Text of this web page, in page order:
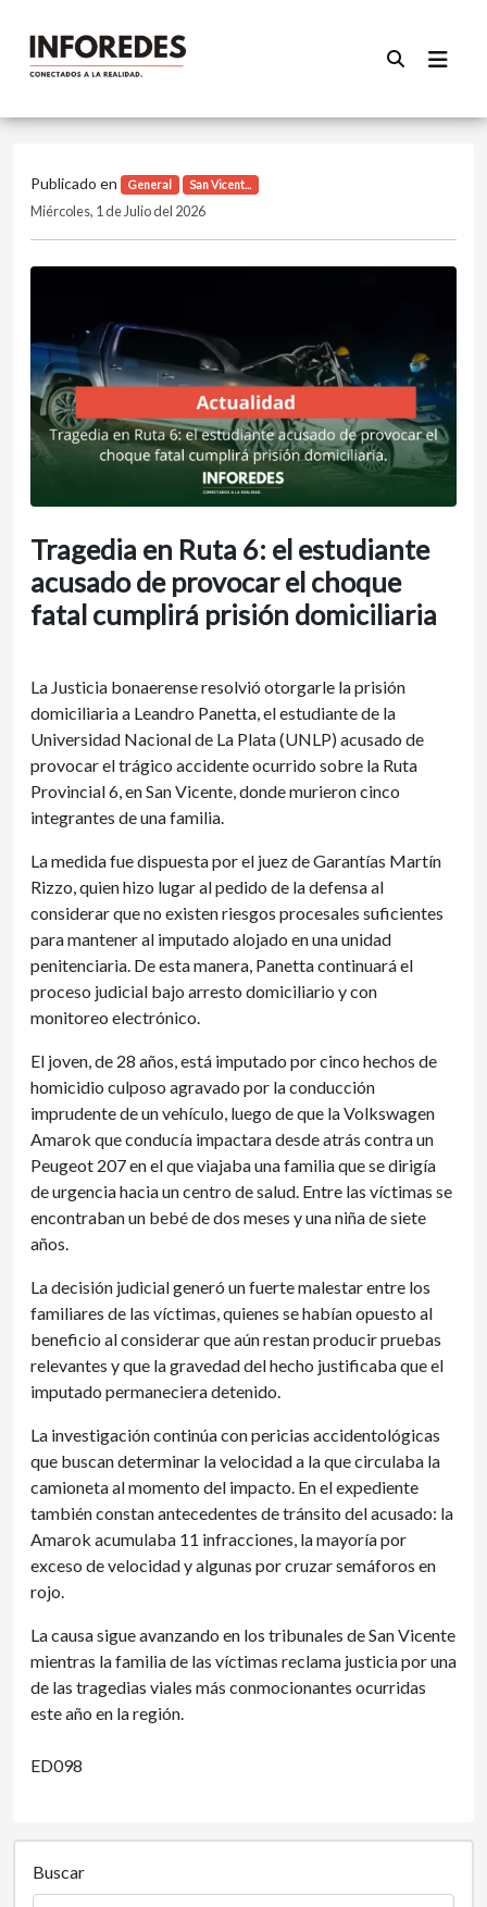
Publicado en General San Vicent...
Miércoles, 1 de Julio del 2026
Tragedia en Ruta 6: el estudiante
acusado de provocar el choque
fatal cumplirá prisión domiciliaria
La Justicia bonaerense resolvió otorgarle la prisión
domiciliaria a Leandro Panetta, el estudiante de la
Universidad Nacional de La Plata (UNLP) acusado de
provocar el trágico accidente ocurrido sobre la Ruta
Provincial 6, en San Vicente, donde murieron cinco
integrantes de una familia.
La medida fue dispuesta por el juez de Garantías Martín
Rizzo, quien hizo lugar al pedido de la defensa al
considerar que no existen riesgos procesales suficientes
para mantener al imputado alojado en una unidad
penitenciaria. De esta manera, Panetta continuará el
proceso judicial bajo arresto domiciliario y con
monitoreo electrónico.
El joven, de 28 años, está imputado por cinco hechos de
homicidio culposo agravado por la conducción
imprudente de un vehículo, luego de que la Volkswagen
Amarok que conducía impactara desde atrás contra un
Peugeot 207 en el que viajaba una familia que se dirigía
de urgencia hacia un centro de salud. Entre las víctimas se
encontraban un bebé de dos meses y una niña de siete
años.
La decisión judicial generó un fuerte malestar entre los
familiares de las víctimas, quienes se habían opuesto al
beneficio al considerar que aún restan producir pruebas
relevantes y que la gravedad del hecho justificaba que el
imputado permaneciera detenido.
La investigación continúa con pericias accidentológicas
que buscan determinar la velocidad a la que circulaba la
camioneta al momento del impacto. En el expediente
también constan antecedentes de tránsito del acusado: la
Amarok acumulaba 11 infracciones, la mayoría por
exceso de velocidad y algunas por cruzar semáforos en
rojo.
La causa sigue avanzando en los tribunales de San Vicente
mientras la familia de las víctimas reclama justicia por una
de las tragedias viales más conmocionantes ocurridas
este año en la región.
ED098
Buscar